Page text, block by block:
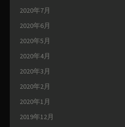
2020年7月
2020年6月
2020年5月
2020年4月
2020年3月
2020年2月
2020年1月
2019年12月